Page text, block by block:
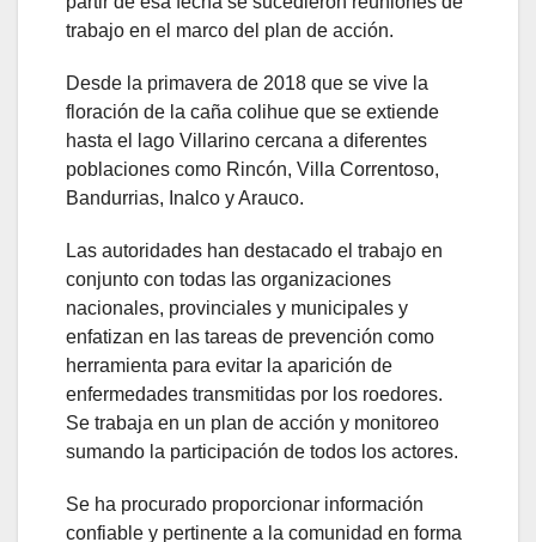
trabajo en el marco del plan de acción.
Desde la primavera de 2018 que se vive la
floración de la caña colihue que se extiende
hasta el lago Villarino cercana a diferentes
poblaciones como Rincón, Villa Correntoso,
Bandurrias, Inalco y Arauco.
Las autoridades han destacado el trabajo en
conjunto con todas las organizaciones
nacionales, provinciales y municipales y
enfatizan en las tareas de prevención como
herramienta para evitar la aparición de
enfermedades transmitidas por los roedores.
Se trabaja en un plan de acción y monitoreo
sumando la participación de todos los actores.
Se ha procurado proporcionar información
confiable y pertinente a la comunidad en forma